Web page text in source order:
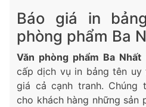
Báo giá in
phòng phẩm Ba
Văn phòng phẩm Ba Nhất
cấp dịch vụ in bảng tên
giá cả cạnh tranh. Chúng
cho khách hàng những sản